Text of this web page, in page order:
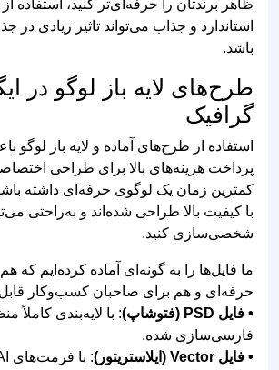
چرا لوگوی فست فود اهمیت
دارد؟
مشتری قبل از اینکه طعم غذا را تجربه کند،
می‌بیند. لوگوی حرفه‌ای می‌تواند حس
و خوشمزگی را به مخاطب منتقل کند.
موفق فست فود در دنیا به دلیل داشتن
ماندگار، خیلی سریع در ذهن مشتری
یک لوگوی حرفه‌ای باعث می‌شود:
برند فست فود شما حرفه‌ای‌تر دیده
مشتری راحت‌تر نام برند شما را به
اعتماد مشتریان افزایش پیدا کند
تبلیغات و پیج اینستاگرام جذاب‌تر شوند